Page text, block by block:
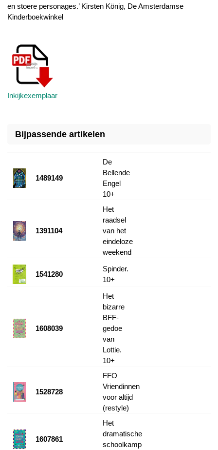
en stoere personages.’ Kirsten König, De Amsterdamse
Kinderboekwinkel
Inkijkexemplaar
Bijpassende artikelen
1489149
De
Bellende
Engel
10+
1391104
Het
raadsel
van het
eindeloze
weekend
1541280
Spinder.
10+
1608039
Het
bizarre
BFF-
gedoe
van
Lottie.
10+
1528728
FFO
Vriendinnen
voor altijd
(restyle)
1607861
Het
dramatische
schoolkamp